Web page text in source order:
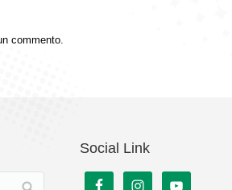
commento.
Social Link